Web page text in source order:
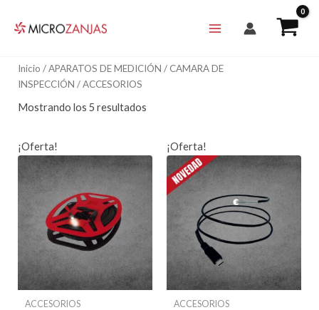
Inicio /APARATOS DE MEDICIÓN / CAMARA DE
INSPECCIÓN / ACCESORIOS
Mostrando los 5 resultados
¡Oferta!
ACCESORIOS
¡Oferta!
ACCESORIOS